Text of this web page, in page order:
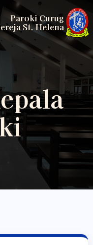
Paroki Curug
St. Helena